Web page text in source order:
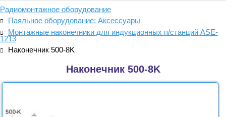
Радиомонтажное оборудование
Паяльное оборудование: Аксессуары
Монтажные наконечники для индукционных п/станций ASE-
1213
Наконечник 500-8K
Наконечник 500-8K